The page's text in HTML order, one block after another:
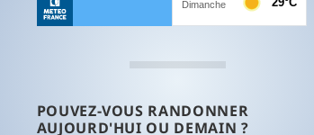
POUVEZ-VOUS RANDONNER
AUJOURD'HUI OU DEMAIN ?